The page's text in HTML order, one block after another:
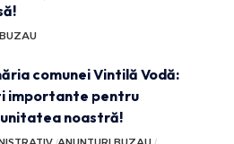
comunei Vintilă Vodă:
importante pentru
noastră!